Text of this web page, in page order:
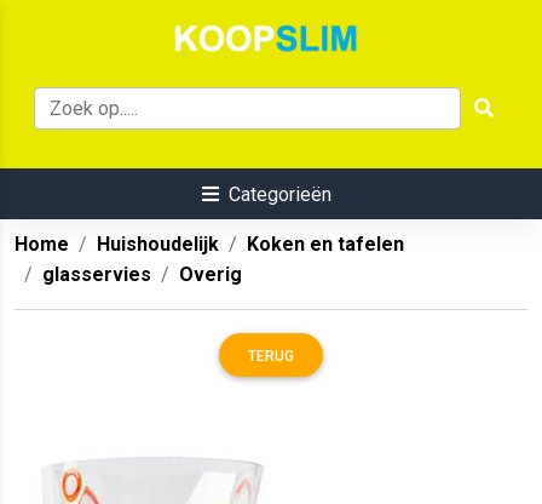
Categorieën
Home Huishoudelijk
Koken en tafelen
glasservies
Overig
TERUG